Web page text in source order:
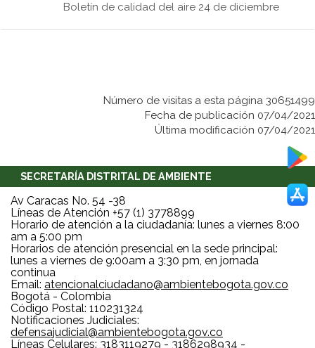
Boletín de calidad del aire 24 de diciembre
Número de visitas a esta página 30651499
Fecha de publicación 07/04/2021
Última modificación 07/04/2021
SECRETARÍA DISTRITAL DE AMBIENTE
Av Caracas No. 54 -38
Líneas de Atención +57 (1) 3778899
Horario de atención a la ciudadanía: lunes a viernes 8:00
am a 5:00 pm
Horarios de atención presencial en la sede principal:
lunes a viernes de 9:00am a 3:30 pm, en jornada
continua
Email: atencionalciudadano@ambientebogota.gov.co
Bogotá - Colombia
Código Postal: 110231324
Notificaciones Judiciales:
defensajudicial@ambientebogota.gov.co
Líneas Celulares: 3183119279 - 3186298934 -